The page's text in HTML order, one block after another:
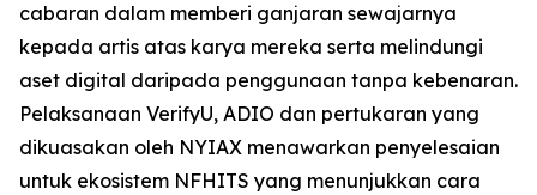
cabaran dalam memberi ganjaran sewajarnya
kepada artis atas karya mereka serta melindungi
aset digital daripada penggunaan tanpa kebenaran.
Pelaksanaan VerifyU, ADIO dan pertukaran yang
dikuasakan oleh NYIAX menawarkan penyelesaian
untuk ekosistem NFHITS yang menunjukkan cara